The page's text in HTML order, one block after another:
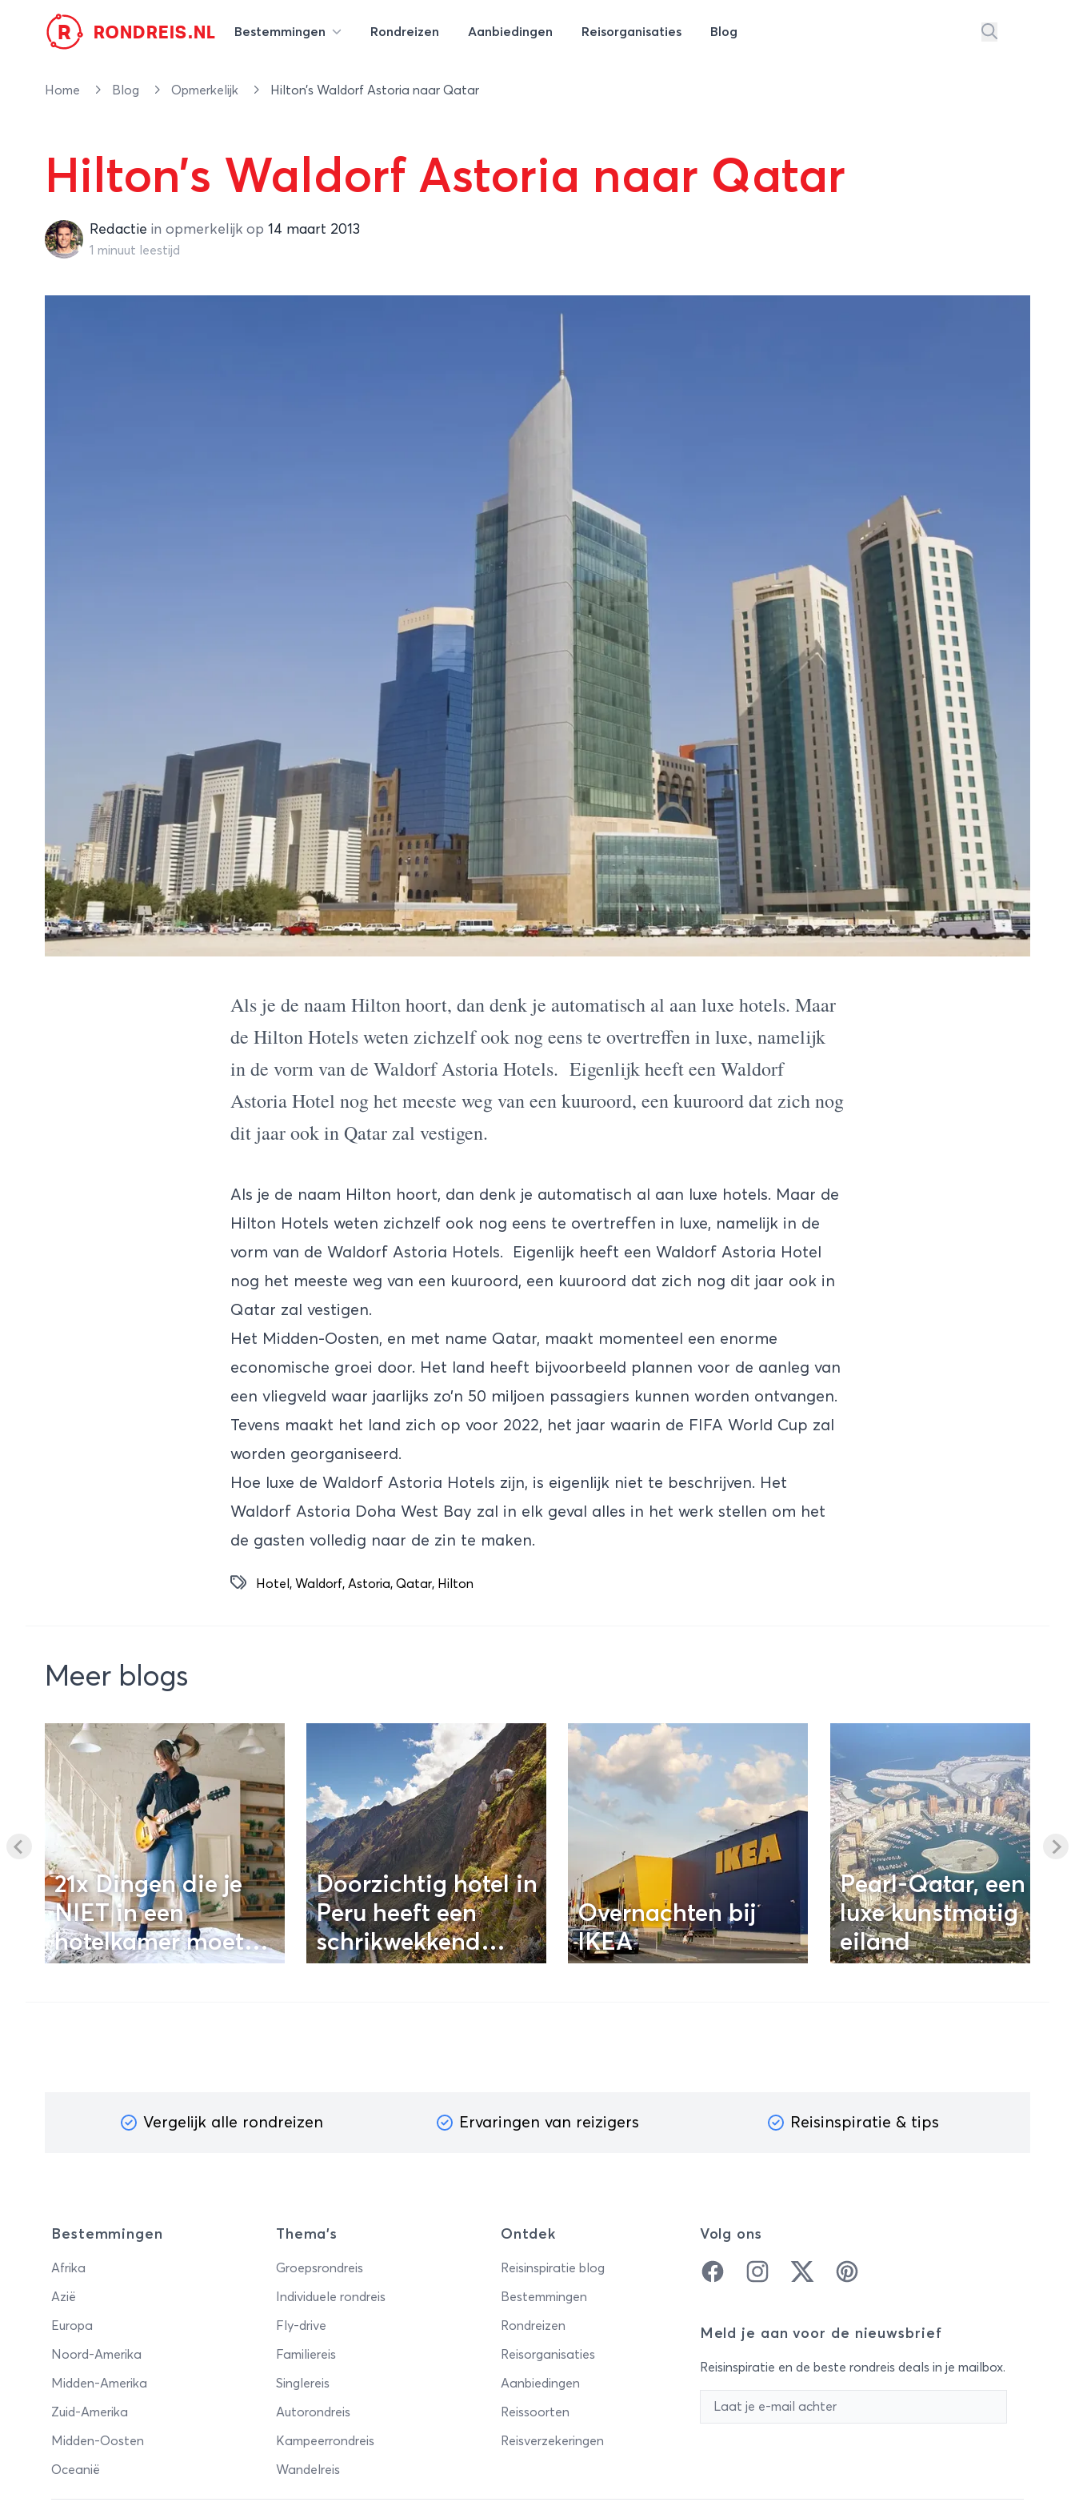
R RONDREIS.NL Bestemmingen Rondreizen Aanbiedingen Reisorganisaties Blog
Home Blog Opmerkelijk Hilton’s Waldorf Astoria naar Qatar
Hilton’s Waldorf Astoria naar Qatar
RedactieRedactie in opmerkelijk op 14 maart 2013
1 minuut leestijd
Als je de naam Hilton hoort, dan denk je automatisch al aan luxe hotels. Maar
de Hilton Hotels weten zichzelf ook nog eens te overtreffen in luxe, namelijk
in de vorm van de Waldorf Astoria Hotels. Eigenlijk heeft een Waldorf
Astoria Hotel nog het meeste weg van een kuuroord, een kuuroord dat zich nog
dit jaar ook in Qatar zal vestigen.
Als je de naam Hilton hoort, dan denk je automatisch al aan luxe hotels. Maar de
Hilton Hotels weten zichzelf ook nog eens te overtreffen in luxe, namelijk in de
vorm van de Waldorf Astoria Hotels. Eigenlijk heeft een Waldorf Astoria Hotel
nog het meeste weg van een kuuroord, een kuuroord dat zich nog dit jaar ook in
Qatar zal vestigen.
Het Midden-Oosten, en met name Qatar, maakt momenteel een enorme
economische groei door. Het land heeft bijvoorbeeld plannen voor de aanleg van
een vliegveld waar jaarlijks zo’n 50 miljoen passagiers kunnen worden ontvangen.
Tevens maakt het land zich op voor 2022, het jaar waarin de FIFA World Cup zal
worden georganiseerd.
Hoe luxe de Waldorf Astoria Hotels zijn, is eigenlijk niet te beschrijven. Het
Waldorf Astoria Doha West Bay zal in elk geval alles in het werk stellen om het
de gasten volledig naar de zin te maken.
Hotel , Waldorf, Astoria, Qatar, Hilton
Meer blogs
21x Dingen die je
NIET in een
hotelkamer moet
doen
Doorzichtig hotel in
Peru heeft een
schrikwekkend
uitzicht
Overnachten bij
IKEA
Pearl-Qatar, een
luxe kunstmatig
eiland
Vergelijk alle rondreizen Ervaringen van reizigers Reisinspiratie & tips
Bestemmingen
Afrika
Azië
Europa
Noord-Amerika
Midden-Amerika
Zuid-Amerika
Midden-Oosten
Oceanië
Thema's
Groepsrondreis
Individuele rondreis
Fly-drive
Familiereis
Singlereis
Autorondreis
Kampeerrondreis
Wandelreis
Ontdek
Reisinspiratie blog
Bestemmingen
Rondreizen
Reisorganisaties
Aanbiedingen
Reissoorten
Reisverzekeringen
Volg ons
FacebookInstagramTwitter Pinterest
Meld je aan voor de nieuwsbrief
Reisinspiratie en de beste rondreis deals in je mailbox.